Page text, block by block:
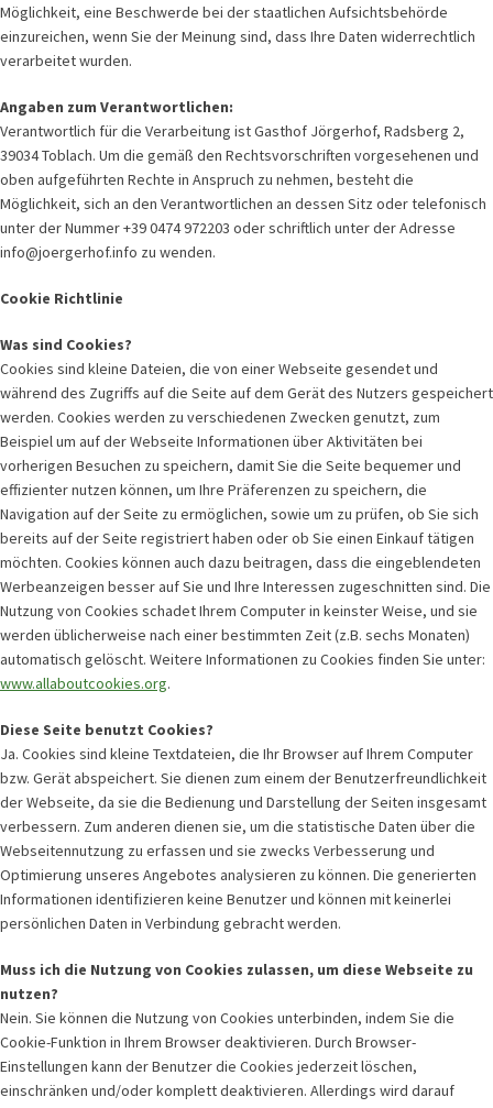
Möglichkeit, eine Beschwerde bei der staatlichen Aufsichtsbehörde
einzureichen, wenn Sie der Meinung sind, dass Ihre Daten widerrechtlich
verarbeitet wurden.
Angaben zum Verantwortlichen:
Verantwortlich für die Verarbeitung ist Gasthof Jörgerhof, Radsberg 2,
39034 Toblach. Um die gemäß den Rechtsvorschriften vorgesehenen und
oben aufgeführten Rechte in Anspruch zu nehmen, besteht die
Möglichkeit, sich an den Verantwortlichen an dessen Sitz oder telefonisch
unter der Nummer +39 0474 972203 oder schriftlich unter der Adresse
info@joergerhof.info zu wenden.
Cookie Richtlinie
Was sind Cookies?
Cookies sind kleine Dateien, die von einer Webseite gesendet und
während des Zugriffs auf die Seite auf dem Gerät des Nutzers gespeichert
werden. Cookies werden zu verschiedenen Zwecken genutzt, zum
Beispiel um auf der Webseite Informationen über Aktivitäten bei
vorherigen Besuchen zu speichern, damit Sie die Seite bequemer und
effizienter nutzen können, um Ihre Präferenzen zu speichern, die
Navigation auf der Seite zu ermöglichen, sowie um zu prüfen, ob Sie sich
bereits auf der Seite registriert haben oder ob Sie einen Einkauf tätigen
möchten. Cookies können auch dazu beitragen, dass die eingeblendeten
Werbeanzeigen besser auf Sie und Ihre Interessen zugeschnitten sind. Die
Nutzung von Cookies schadet Ihrem Computer in keinster Weise, und sie
werden üblicherweise nach einer bestimmten Zeit (z.B. sechs Monaten)
automatisch gelöscht. Weitere Informationen zu Cookies finden Sie unter:
www.allaboutcookies.org.
Diese Seite benutzt Cookies?
Ja. Cookies sind kleine Textdateien, die Ihr Browser auf Ihrem Computer
bzw. Gerät abspeichert. Sie dienen zum einem der Benutzerfreundlichkeit
der Webseite, da sie die Bedienung und Darstellung der Seiten insgesamt
verbessern. Zum anderen dienen sie, um die statistische Daten über die
Webseitennutzung zu erfassen und sie zwecks Verbesserung und
Optimierung unseres Angebotes analysieren zu können. Die generierten
Informationen identifizieren keine Benutzer und können mit keinerlei
persönlichen Daten in Verbindung gebracht werden.
Muss ich die Nutzung von Cookies zulassen, um diese Webseite zu
nutzen?
Nein. Sie können die Nutzung von Cookies unterbinden, indem Sie die
Cookie-Funktion in Ihrem Browser deaktivieren. Durch Browser-
Einstellungen kann der Benutzer die Cookies jederzeit löschen,
einschränken und/oder komplett deaktivieren. Allerdings wird darauf